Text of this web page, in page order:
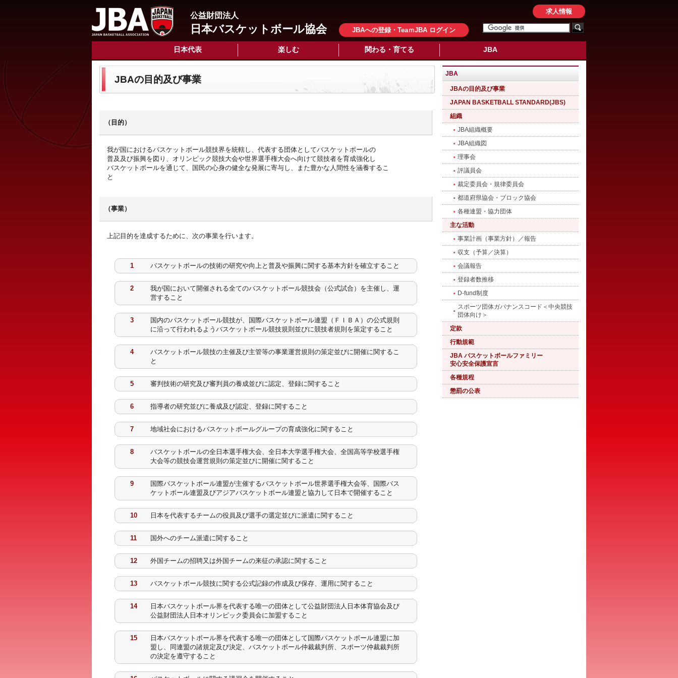
公益財団法人
日本バスケットボール協会 JBAへの登録・TeaｍJBA ログイン
求人情報
日本代表 楽しむ 関わる・育てる JBA
JBAの目的及び事業
（目的）
我が国におけるバスケットボール競技界を統轄し、代表する団体としてバスケットボールの
普及及び振興を図り、オリンピック競技大会や世界選手権大会へ向けて競技者を育成強化し
バスケットボールを通じて、国民の心身の健全な発展に寄与し、また豊かな人間性を涵養するこ
と
（事業）
上記目的を達成するために、次の事業を行います。
1 バスケットボールの技術の研究や向上と普及や振興に関する基本方針を確立すること
2
我が国において開催される全てのバスケットボール競技会（公式試合）を主催し、運
営すること
3
国内のバスケットボール競技が、国際バスケットボール連盟（ＦＩＢＡ）の公式規則
に沿って行われるようバスケットボール競技規則並びに競技者規則を策定すること
4
バスケットボール競技の主催及び主管等の事業運営規則の策定並びに開催に関するこ
と
5 審判技術の研究及び審判員の養成並びに認定、登録に関すること
6 指導者の研究並びに養成及び認定、登録に関すること
7 地域社会におけるバスケットボールグループの育成強化に関すること
8
バスケットボールの全日本選手権大会、全日本大学選手権大会、全国高等学校選手権
大会等の競技会運営規則の策定並びに開催に関すること
9
国際バスケットボール連盟が主催するバスケットボール世界選手権大会等、国際バス
ケットボール連盟及びアジアバスケットボール連盟と協力して日本で開催すること
10 日本を代表するチームの役員及び選手の選定並びに派遣に関すること
11 国外へのチーム派遣に関すること
12 外国チームの招聘又は外国チームの来征の承認に関すること
13 バスケットボール競技に関する公式記録の作成及び保存、運用に関すること
14
日本バスケットボール界を代表する唯一の団体として公益財団法人日本体育協会及び
公益財団法人日本オリンピック委員会に加盟すること
15
日本バスケットボール界を代表する唯一の団体として国際バスケットボール連盟に加
盟し、同連盟の諸規定及び決定、バスケットボール仲裁裁判所、スポーツ仲裁裁判所
の決定を遵守すること
JBA
JBAの目的及び事業
JAPAN BASKETBALL STANDARD(JBS)
組織
JBA組織概要
JBA組織図
理事会
評議員会
裁定委員会・規律委員会
都道府県協会・ブロック協会
各種連盟・協力団体
主な活動
事業計画（事業方針）／報告
収支（予算／決算）
会議報告
登録者数推移
D-fund制度
スポーツ団体ガバナンスコード＜中央競技
団体向け＞
定款
行動規範
JBA バスケットボールファミリー
安心安全保護宣言
各種規程
懲罰の公表